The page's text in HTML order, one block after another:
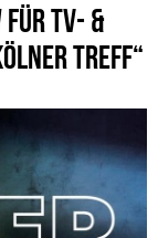
FÜR TV- &
TREFF“